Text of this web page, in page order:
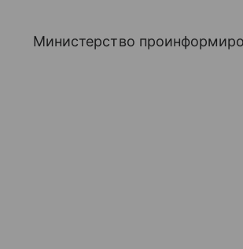
Министерство